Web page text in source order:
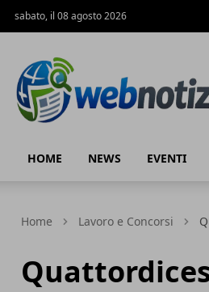
sabato, il 08 agosto 2026
HOME NEWS EVENTI
Home Lavoro e Concorsi